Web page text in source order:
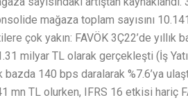
mağaza toplam sayısını
çok yakın: FAVÖK 3Ç22’de yıllık
milyar TL olarak gerçekleşti (İş
bazda 140 bps daralarak %7.6’ya
mn TL olurken, IFRS 16 etkisi hariç